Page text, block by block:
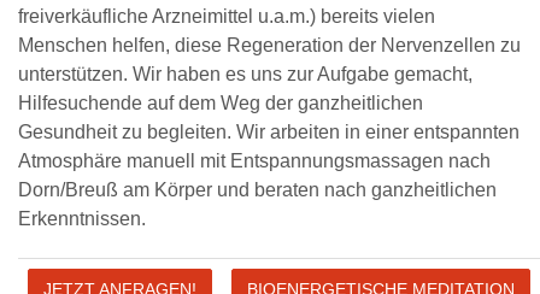
freiverkäufliche Arzneimittel u.a.m.) bereits vielen
Menschen helfen, diese Regeneration der Nervenzellen zu
unterstützen. Wir haben es uns zur Aufgabe gemacht,
Hilfesuchende auf dem Weg der ganzheitlichen
Gesundheit zu begleiten. Wir arbeiten in einer entspannten
Atmosphäre manuell mit Entspannungsmassagen nach
Dorn/Breuß am Körper und beraten nach ganzheitlichen
Erkenntnissen.
JETZT ANFRAGEN! BIOENERGETISCHE MEDITATION